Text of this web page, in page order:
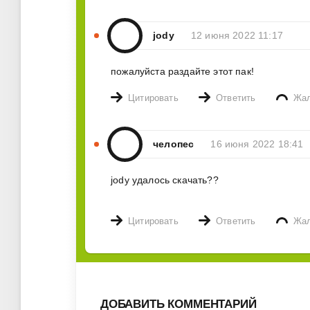
jody 12 июня 2022 11:17
пожалуйста раздайте этот пак!
Цитировать Ответить
челопес 16 июня 2022 18:41
jody удалось скачать??
Цитировать Ответить
ДОБАВИТЬ КОММЕНТАРИЙ